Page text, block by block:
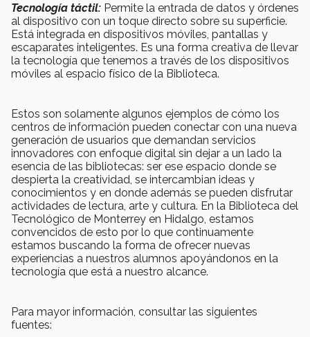
Tecnología táctil: Permite la entrada de datos y órdenes
al dispositivo con un toque directo sobre su superficie.
Está integrada en dispositivos móviles, pantallas y
escaparates inteligentes. Es una forma creativa de llevar
la tecnología que tenemos a través de los dispositivos
móviles al espacio físico de la Biblioteca.
Estos son solamente algunos ejemplos de cómo los
centros de información pueden conectar con una nueva
generación de usuarios que demandan servicios
innovadores con enfoque digital sin dejar a un lado la
esencia de las bibliotecas: ser ese espacio donde se
despierta la creatividad, se intercambian ideas y
conocimientos y en donde además se pueden disfrutar
actividades de lectura, arte y cultura. En la Biblioteca del
Tecnológico de Monterrey en Hidalgo, estamos
convencidos de esto por lo que continuamente
estamos buscando la forma de ofrecer nuevas
experiencias a nuestros alumnos apoyándonos en la
tecnología que está a nuestro alcance.
Para mayor información, consultar las siguientes
fuentes: